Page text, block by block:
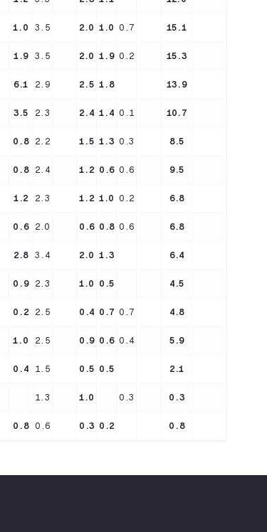
1.0 3.5 2.0 1.0 0.7 15.1
1.9 3.5 2.0 1.9 0.2 15.3
6.1 2.9 2.5 1.8 13.9
3.5 2.3 2.4 1.4 0.1 10.7
0.8 2.2 1.5 1.3 0.3 8.5
0.8 2.4 1.2 0.6 0.6 9.5
1.2 2.3 1.2 1.0 0.2 6.8
0.6 2.0 0.6 0.8 0.6 6.8
2.8 3.4 2.0 1.3 6.4
0.9 2.3 1.0 0.5 4.5
0.2 2.5 0.4 0.7 0.7 4.8
1.0 2.5 0.9 0.6 0.4 5.9
0.4 1.5 0.5 0.5 2.1
1.3 1.0 0.3 0.3
0.8 0.6 0.3 0.2 0.8